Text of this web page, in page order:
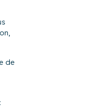
de